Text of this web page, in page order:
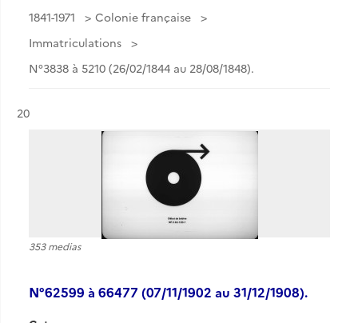
1841-1971
Colonie française
Immatriculations
N°3838 à 5210 (26/02/1844 au 28/08/1848).
Résultat n°
20
353 medias
N°62599 à 66477 (07/11/1902 au 31/12/1908).